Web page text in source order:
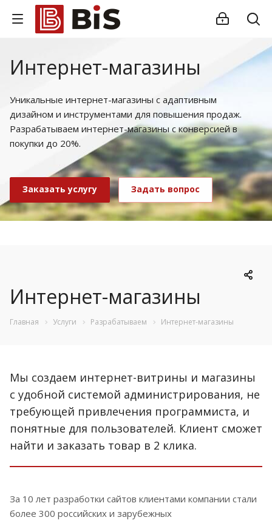
Интернет-магазины
Уникальные интернет-магазины с адаптивным
дизайном и инструментами для повышения продаж.
Разрабатываем интернет-магазины с конверсией в
покупки до 20%.
Заказать услугу Задать вопрос
Интернет-магазины
Главная Услуги Разрабатываем Интернет-магазины
Мы создаем интернет-витрины и магазины
с удобной системой администрирования, не
требующей привлечения программиста, и
понятные для пользователей. Клиент сможет
найти и заказать товар в 2 клика.
За 10 лет разработки сайтов клиентами компании стали
более 300 российских и зарубежных